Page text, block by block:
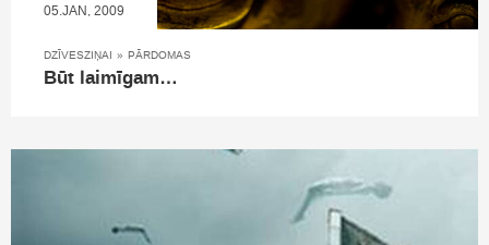
05.JAN, 2009
DZĪVESZIŅAI » PĀRDOMAS
Būt laimīgam…